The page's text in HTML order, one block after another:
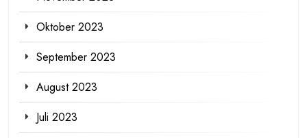
Oktober 2023
September 2023
August 2023
Juli 2023